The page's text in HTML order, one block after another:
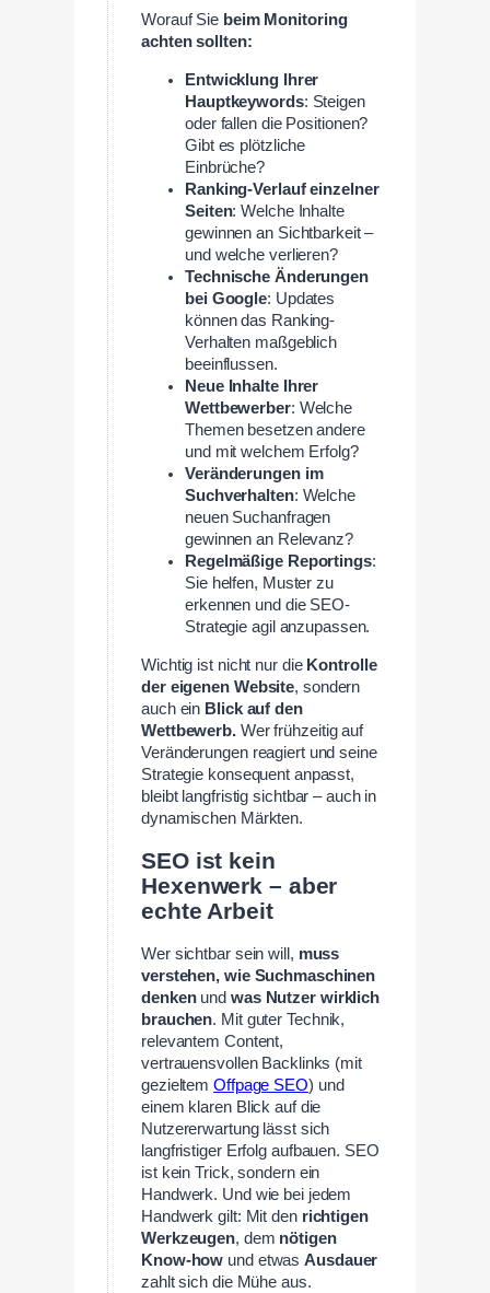
Worauf Sie beim Monitoring
achten sollten:
Entwicklung Ihrer
Hauptkeywords: Steigen
oder fallen die Positionen?
Gibt es plötzliche
Einbrüche?
Ranking-Verlauf einzelner
Seiten: Welche Inhalte
gewinnen an Sichtbarkeit –
und welche verlieren?
Technische Änderungen
bei Google: Updates
können das Ranking-
Verhalten maßgeblich
beeinflussen.
Neue Inhalte Ihrer
Wettbewerber: Welche
Themen besetzen andere
und mit welchem Erfolg?
Veränderungen im
Suchverhalten: Welche
neuen Suchanfragen
gewinnen an Relevanz?
Regelmäßige Reportings:
Sie helfen, Muster zu
erkennen und die SEO-
Strategie agil anzupassen.
Wichtig ist nicht nur die Kontrolle
der eigenen Website, sondern
auch ein Blick auf den
Wettbewerb.Wer frühzeitig auf
Veränderungen reagiert und seine
Strategie konsequent anpasst,
bleibt langfristig sichtbar – auch in
dynamischen Märkten.
SEO ist kein
Hexenwerk – aber
echte Arbeit
Wer sichtbar sein will, muss
verstehen, wie Suchmaschinen
denkenund was Nutzer wirklich
brauchen. Mit guter Technik,
relevantem Content,
vertrauensvollen Backlinks (mit
gezieltemOffpage SEO) und
einem klaren Blick auf die
Nutzererwartung lässt sich
langfristiger Erfolg aufbauen. SEO
ist kein Trick, sondern ein
Handwerk. Und wie bei jedem
Handwerk gilt: Mit den richtigen
Werkzeugen, dem nötigen
Know-how und etwasAusdauer
zahlt sich die Mühe aus.